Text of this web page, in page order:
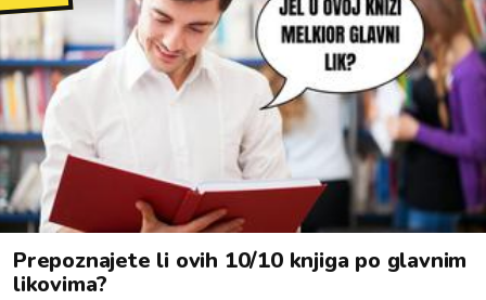
Prepoznajete li ovih 10/10 knjiga po glavnim
likovima?